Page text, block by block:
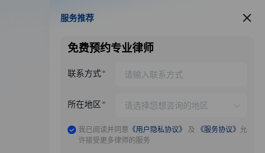
服务推荐
服务推荐
免费预约专业律师
联系方式
所在地区
我已阅读并同意 《用户隐私协议》 及 《服务协议》 允
许接受更多律师的服务